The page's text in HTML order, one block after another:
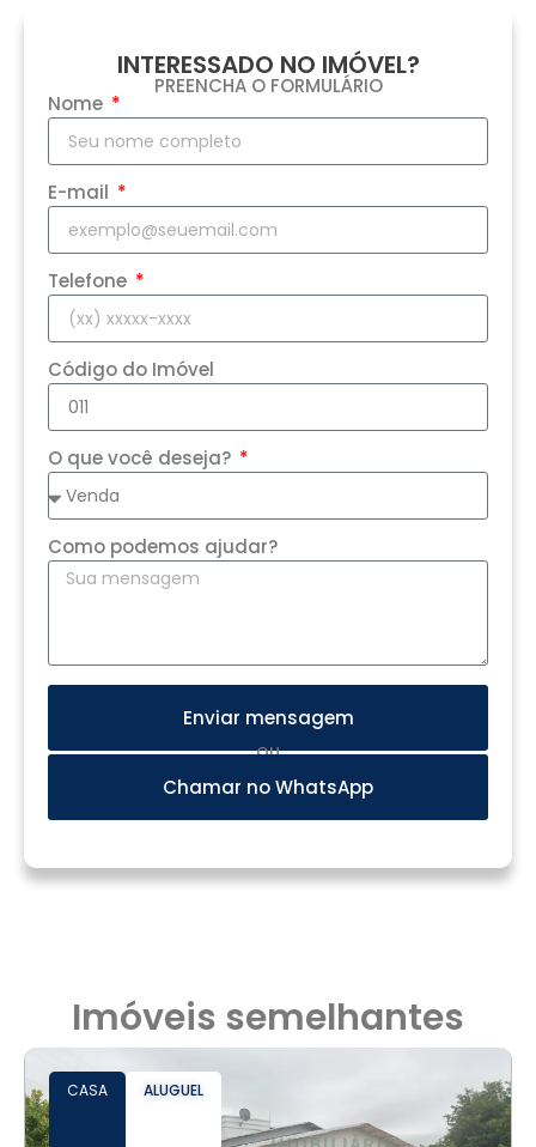
INTERESSADO NO IMÓVEL?
PREENCHA O FORMULÁRIO
Nome
E-mail
Telefone
Código do Imóvel
O que você deseja?
Como podemos ajudar?
Enviar mensagem
OU
Chamar no WhatsApp
Imóveis semelhantes
CASA ALUGUEL